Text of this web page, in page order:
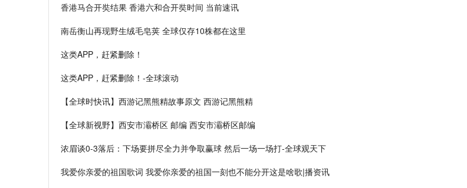
香港马合开奘结果 香港六和合开奘时间 当前速讯
南岳衡山再现野生绒毛皂荚 全球仅存10株都在这里
这类APP，赶紧删除！
这类APP，赶紧删除！-全球滚动
【全球时快讯】西游记黑熊精故事原文 西游记黑熊精
【全球新视野】西安市灞桥区 邮编 西安市灞桥区邮编
浓眉谈0-3落后：下场要拼尽全力并争取赢球 然后一场一场打-全球观天下
我爱你亲爱的祖国歌词 我爱你亲爱的祖国一刻也不能分开这是啥歌|播资讯